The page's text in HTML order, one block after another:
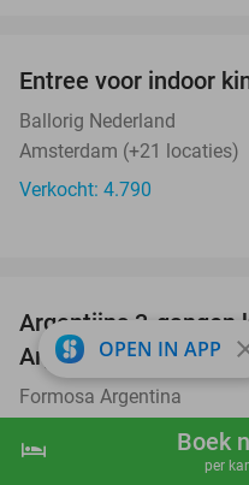
shopping_cart
hotel Boek
per
Entree voor indoor
Ballorig Nederland
Amsterdam (+21 locaties)
Verkocht: 4.790
Argentijns 3-gangen
Argentina
Formosa Argentina
Verkocht: 15
OPEN IN APP